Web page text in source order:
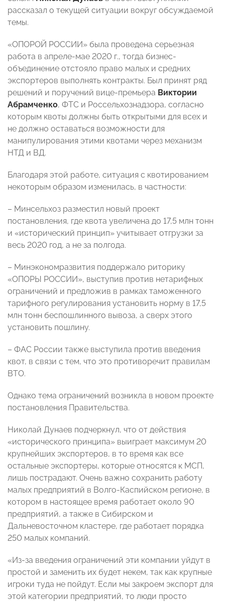
рассказал о текущей ситуации вокруг обсуждаемой
темы.
«ОПОРОЙ РОССИИ» была проведена серьезная
работа в апреле-мае 2020 г., тогда бизнес-
объединение отстояло право малых и средних
экспортеров выполнять контракты. Был принят ряд
решений и поручений вице-премьера Виктории
Абрамченко, ФТС и Россельхознадзора, согласно
которым квоты должны быть открытыми для всех и
не должно оставаться возможности для
манипулирования этими квотами через механизм
НТД и ВД.
Благодаря этой работе, ситуация с квотированием
некоторым образом изменилась, в частности:
– Минсельхоз разместил новый проект
постановления, где квота увеличена до 17,5 млн тонн
и «исторический принцип» учитывает отгрузки за
весь 2020 год, а не за полгода.
– Минэкономразвития поддержало риторику
«ОПОРЫ РОССИИ», выступив против нетарифных
ограничений и предложив в рамках таможенного
тарифного регулирования установить норму в 17,5
млн тонн беспошлинного вывоза, а сверх этого
установить пошлину.
– ФАС России также выступила против введения
квот, в связи с тем, что это противоречит правилам
ВТО.
Однако тема ограничений возникла в новом проекте
постановления Правительства.
Николай Дунаев подчеркнул, что от действия
«исторического принципа» выиграет максимум 20
крупнейших экспортеров, в то время как все
остальные экспортеры, которые относятся к МСП,
лишь пострадают. Очень важно сохранить работу
малых предприятий в Волго-Каспийском регионе, в
котором в настоящее время работает около 90
предприятий, а также в Сибирском и
Дальневосточном кластере, где работает порядка
250 малых компаний.
«Из-за введения ограничений эти компании уйдут в
простой и заменить их будет некем, так как крупные
игроки туда не пойдут. Если мы закроем экспорт для
этой категории предприятий, то люди просто